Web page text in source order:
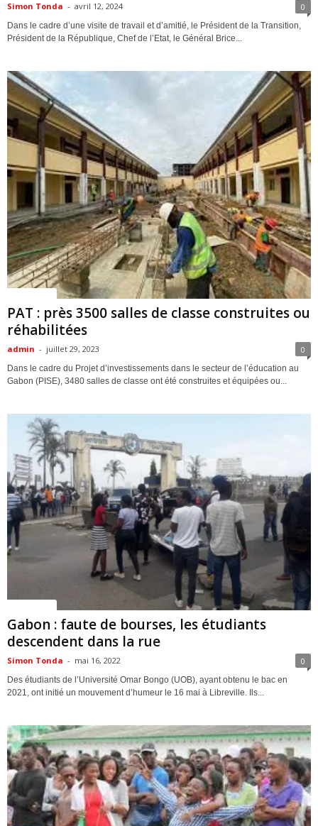
Simon Tonda - avril 12, 2024 0
Dans le cadre d’une visite de travail et d’amitié, le Président de la Transition,
Président de la République, Chef de l’Etat, le Général Brice...
PAT : près 3500 salles de classe construites ou
réhabilitées
admin - juillet 29, 2023 0
Dans le cadre du Projet d’investissements dans le secteur de l’éducation au
Gabon (PISE), 3480 salles de classe ont été construites et équipées ou...
Gabon : faute de bourses, les étudiants
descendent dans la rue
Simon Tonda - mai 16, 2022 0
Des étudiants de l’Université Omar Bongo (UOB), ayant obtenu le bac en
2021, ont initié un mouvement d’humeur le 16 mai à Libreville. Ils...